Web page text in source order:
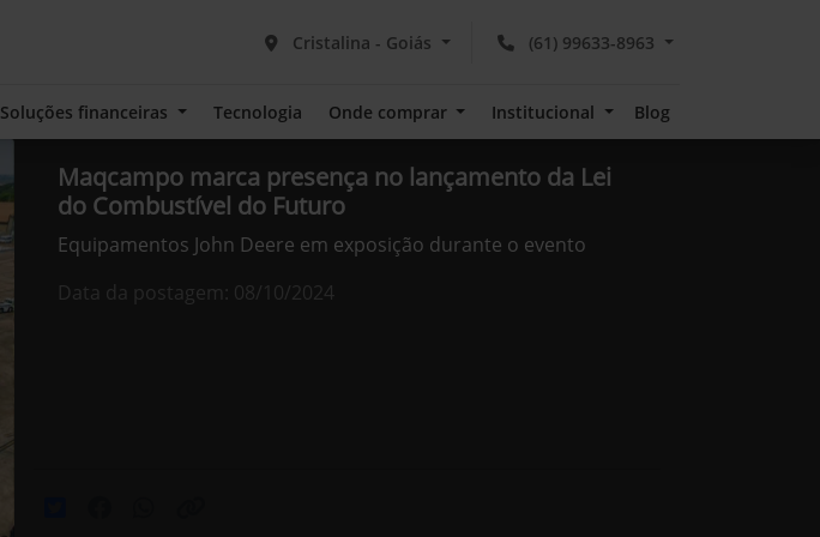
(61) 99633-8963
Cristalina - Goiás
Soluções financeiras Tecnologia Onde comprar Institucional Blog
Maqcampo marca presença no lançamento da Lei
do Combustível do Futuro
Equipamentos John Deere em exposição durante o evento
Data da postagem: 08/10/2024